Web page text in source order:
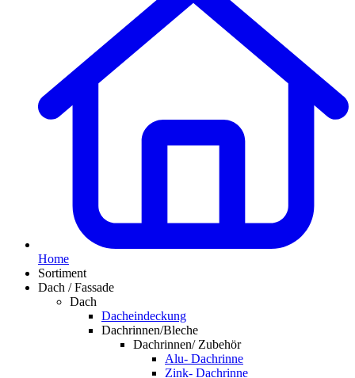
Home
Sortiment
Dach / Fassade
Dach
Dacheindeckung
Dachrinnen/Bleche
Dachrinnen/ Zubehör
Alu- Dachrinne
Zink- Dachrinne